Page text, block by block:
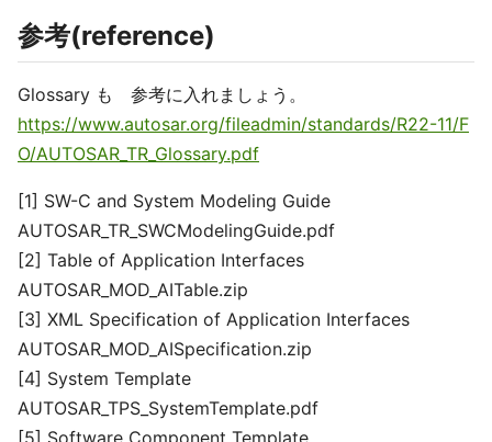
参考(reference)
Glossary も 参考に入れましょう。
https://www.autosar.org/fileadmin/standards/R22-11/F
O/AUTOSAR_TR_Glossary.pdf
[1] SW-C and System Modeling Guide
AUTOSAR_TR_SWCModelingGuide.pdf
[2] Table of Application Interfaces
AUTOSAR_MOD_AITable.zip
[3] XML Specification of Application Interfaces
AUTOSAR_MOD_AISpecification.zip
[4] System Template
AUTOSAR_TPS_SystemTemplate.pdf
[5] Software Component Template